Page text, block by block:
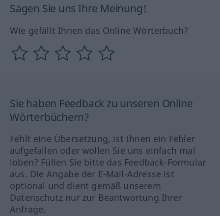
Sagen Sie uns Ihre Meinung!
Wie gefällt Ihnen das Online Wörterbuch?
Sie haben Feedback zu unseren Online
Wörterbüchern?
Fehlt eine Übersetzung, ist Ihnen ein Fehler
aufgefallen oder wollen Sie uns einfach mal
loben? Füllen Sie bitte das Feedback-Formular
aus. Die Angabe der E-Mail-Adresse ist
optional und dient gemäß unserem
Datenschutz nur zur Beantwortung Ihrer
Anfrage.